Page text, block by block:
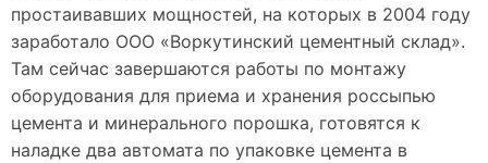
простаивавших мощностей, на которых в 2004 году
заработало ООО «Воркутинский цементный склад».
Там сейчас завершаются работы по монтажу
оборудования для приема и хранения россыпью
цемента и минерального порошка, готовятся к
наладке два автомата по упаковке цемента в